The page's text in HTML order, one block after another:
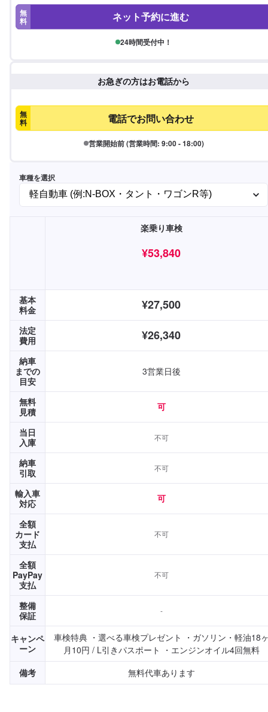
無
料 ネット予約に進む
24時間受付中！
お急ぎの方はお電話から
無
料 電話でお問い合わせ
営業開始前 (営業時間: 9:00 - 18:00)
車種を選択
楽乗り車検
¥53,840
基本
料金
¥27,500
法定
費用
¥26,340
納車
までの
目安
3営業日後
無料
見積
可
当日
入庫
不可
納車
引取
不可
輸入車
対応
可
全額
カード
支払
不可
全額
PayPay
支払
不可
整備
保証
-
キャンペ
ーン
車検特典 ・選べる車検プレゼント ・ガソリン・軽油18
月10円 / L引きパスポート ・エンジンオイル4回無料
備考
無料代車あります